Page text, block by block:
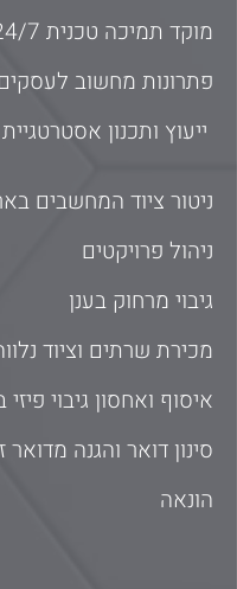
מוקד תמיכה טכנית 24/7
פתרונות מחשוב
ניטור ציוד המחשבים
ניהול פרויקטים
גיבוי מרחוק בענן
מכירת שרתים וציוד
איסוף ואחסון גיבוי
סינון דואר והגנה מדואר
הונאה